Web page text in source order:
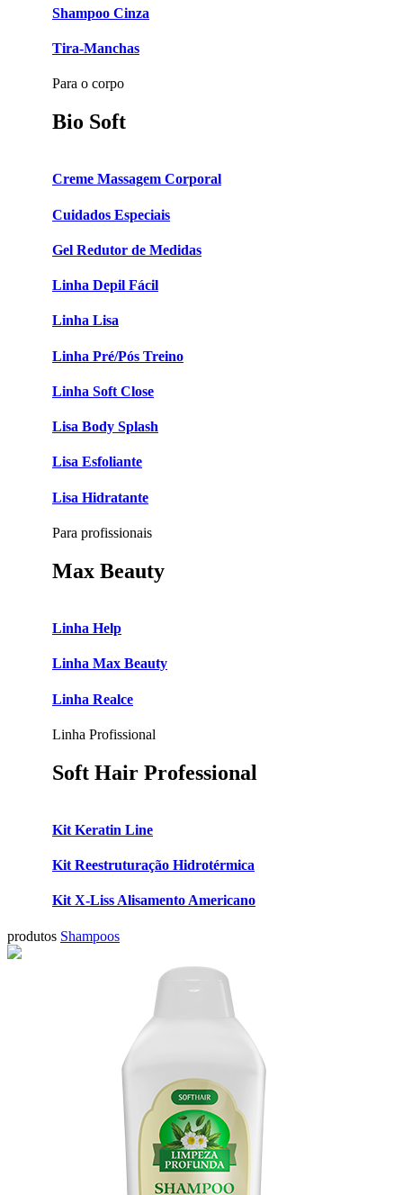
Shampoo Cinza
Tira-Manchas
Para o corpo
Bio Soft
Creme Massagem Corporal
Cuidados Especiais
Gel Redutor de Medidas
Linha Depil Fácil
Linha Lisa
Linha Pré/Pós Treino
Linha Soft Close
Lisa Body Splash
Lisa Esfoliante
Lisa Hidratante
Para profissionais
Max Beauty
Linha Help
Linha Max Beauty
Linha Realce
Linha Profissional
Soft Hair Professional
Kit Keratin Line
Kit Reestruturação Hidrotérmica
Kit X-Liss Alisamento Americano
produtos Shampoos